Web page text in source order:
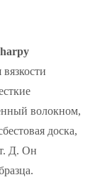
волокном,
доска,
Д. Он